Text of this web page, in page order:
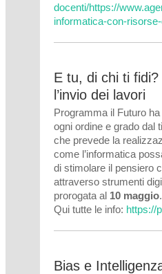
docenti/https://
informatica-con-
E tu, di chi ti
l’invio dei lavori
Programma il Futuro
ogni ordine e grado dal
che prevede la
come l’informatica
di stimolare il pensiero
attraverso strumenti
prorogata al 10 maggio.
Qui tutte le info: https://
Bias e